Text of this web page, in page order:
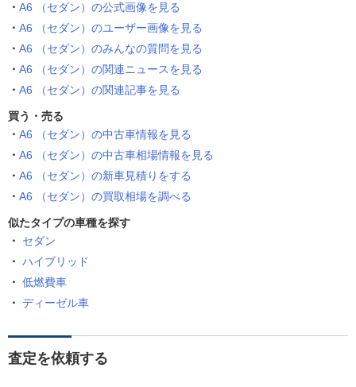
A6 （セダン）の公式画像を見る
A6 （セダン）のユーザー画像を見る
A6 （セダン）のみんなの質問を見る
A6 （セダン）の関連ニュースを見る
A6 （セダン）の関連記事を見る
買う・売る
A6 （セダン）の中古車情報を見る
A6 （セダン）の中古車相場情報を見る
A6 （セダン）の新車見積りをする
A6 （セダン）の買取相場を調べる
似たタイプの車種を探す
セダン
ハイブリッド
低燃費車
ディーゼル車
査定を依頼する